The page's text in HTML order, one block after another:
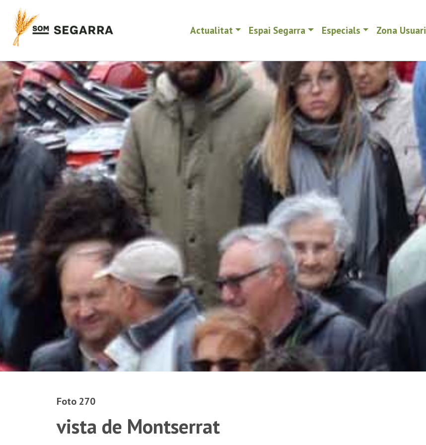
Actualitat Espai Segarra Especials Zona Usuari
Foto 270
vista de Montserrat